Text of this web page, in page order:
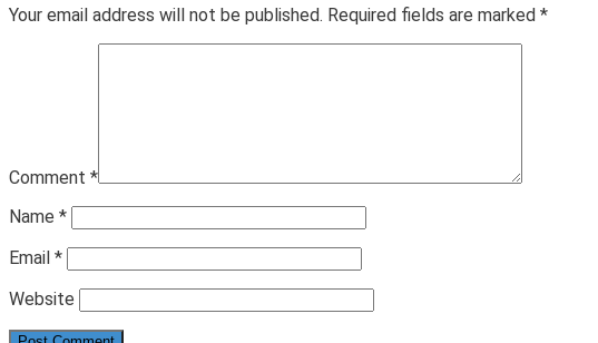
Your email address will not be published. Required fields are marked *
Comment *
Name *
Email *
Website